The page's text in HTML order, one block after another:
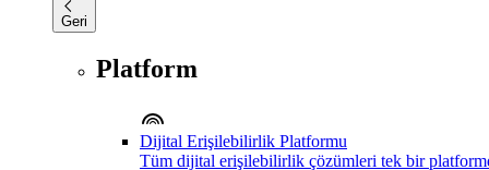
Geri
Platform
Dijital Erişilebilirlik Platformu
Tüm dijital erişilebilirlik çözümleri tek bir